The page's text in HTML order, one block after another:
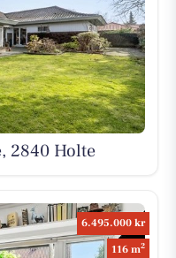
2840 Holte
6.495.000 kr
116 m2